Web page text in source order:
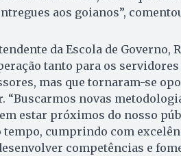
aos goianos”,
da Escola de Governo,
tanto para os
mas que tornaram-se
“Buscarmos novas
estar próximos do nosso
tempo, cumprindo com
competências e